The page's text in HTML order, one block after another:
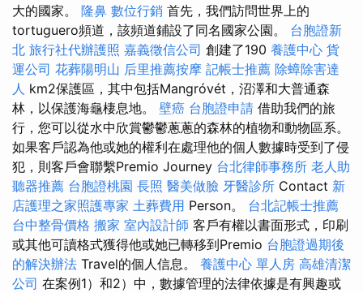
大的國家。 隆鼻 數位行銷 首先，我們訪問世界上的
tortuguero頻道，該頻道鋪設了同名國家公園。 台胞證新
北 旅行社代辦護照 嘉義徵信公司 創建了190 養護中心 貨
運公司 花葬陽明山 后里推薦按摩 記帳士推薦 除蟑除害達
人 km2保護區，其中包括Mangróvét，沼澤和大普通森
林，以保護海龜棲息地。 壁癌 台胞證申請 借助我們的旅
行，您可以從水中欣賞鬱鬱蔥蔥的森林的植物和動物區系。
如果客戶認為他或她的權利在處理他的個人數據時受到了侵
犯，則客戶會聯繫Premio Journey 台北律師事務所 老人助
聽器推薦 台胞證桃園 長照 醫美做臉 牙醫診所 Contact 新
店護理之家照護專家 土葬費用 Person。 台北記帳士推薦
台中整骨價格 搬家 室內設計師 客戶有權以書面形式，印刷
或其他可讀格式獲得他或她已轉移到Premio 台胞證過期後
的解決辦法 Travel的個人信息。 養護中心 單人房 高雄清潔
公司 在案例1）和2）中，數據管理的法律依據是有興趣或